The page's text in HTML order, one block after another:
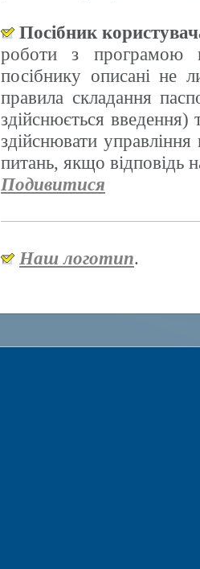
Посібник
роботи з програмою
посібнику описані не
правила складання
здійснюється
здійснювати
питань, якщо відповідь
Подивитися
Наш логотип.